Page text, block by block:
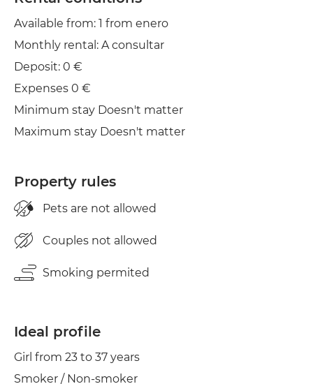
Clothes line
Iron
Dryer
Available from: 1 from enero
Monthly rental: A consultar
Deposit: 0 €
Expenses 0 €
Minimum stay Doesn't matter
Maximum stay Doesn't matter
Property rules
Pets are not allowed
Couples not allowed
Smoking permited
Ideal profile
Girl from 23 to 37 years
Smoker / Non-smoker